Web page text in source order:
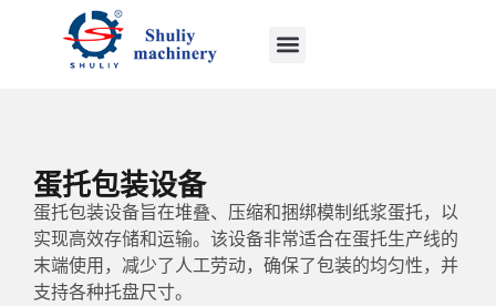
蛋托包装设备
蛋托包装设备旨在堆叠、压缩和捆绑模制纸浆蛋托，以
实现高效存储和运输。该设备非常适合在蛋托生产线的
末端使用，减少了人工劳动，确保了包装的均匀性，并
支持各种托盘尺寸。